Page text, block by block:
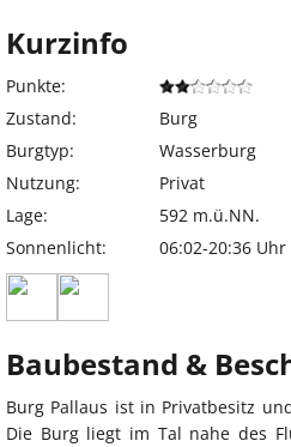
Kurzinfo
Punkte:
Zustand:
Burg
Burgtyp:
Wasserburg
Nutzung:
Privat
Lage:
592 m.ü.NN.
Sonnenlicht:
06:02-20:36 Uhr
Baubestand &
Burg Pallaus ist in Privatbesitz
Die Burg liegt im Tal nahe des